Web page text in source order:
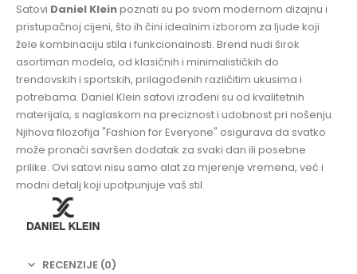
Satovi Daniel Kleinpoznati su po svom modernom dizajnu i
pristupačnoj cijeni, što ih čini idealnim izborom za ljude koji
žele kombinaciju stila i funkcionalnosti. Brend nudi širok
asortiman modela, od klasičnih i minimalističkih do
trendovskih i sportskih, prilagođenih različitim ukusima i
potrebama. Daniel Klein satovi izrađeni su od kvalitetnih
materijala, s naglaskom na preciznost i udobnost pri nošenju.
Njihova filozofija "Fashion for Everyone" osigurava da svatko
može pronaći savršen dodatak za svaki dan ili posebne
prilike. Ovi satovi nisu samo alat za mjerenje vremena, već i
modni detalj koji upotpunjuje vaš stil.
RECENZIJE (0)